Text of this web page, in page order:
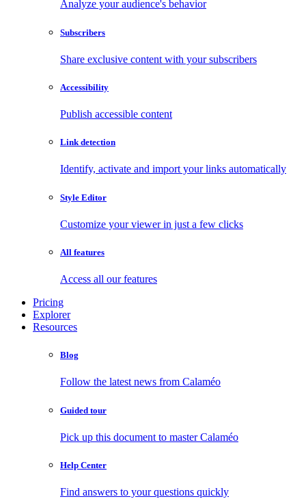
Analyze your audience's behavior
Subscribers
Share exclusive content with your subscribers
Accessibility
Publish accessible content
Link detection
Identify, activate and import your links automatically
Style Editor
Customize your viewer in just a few clicks
All features
Access all our features
Pricing
Explorer
Resources
Blog
Follow the latest news from Calaméo
Guided tour
Pick up this document to master Calaméo
Help Center
Find answers to your questions quickly